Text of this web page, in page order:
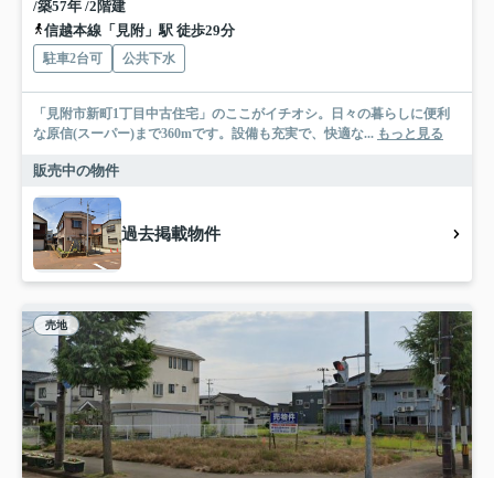
/築57年 /2階建
信越本線「見附」駅 徒歩29分
駐車2台可 公共下水
「見附市新町1丁目中古住宅」のここがイチオシ。日々の暮らしに便利
な原信(スーパー)まで360mです。設備も充実で、快適な... もっと見る
販売中の物件
過去掲載物件
売地